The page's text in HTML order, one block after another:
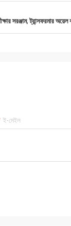
সরঞ্জাম,ট্রান্সফরমার অয়েল